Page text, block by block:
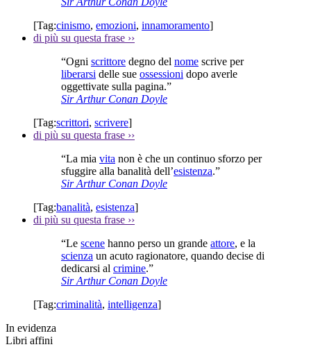
[Tag:cinismo, emozioni, innamoramento]
di più su questa frase ››
“Ogni scrittore degno del nome scrive per
liberarsi delle sue ossessioni dopo averle
oggettivate sulla pagina.”
Sir Arthur Conan Doyle
[Tag:scrittori, scrivere]
di più su questa frase ››
“La mia vita non è che un continuo sforzo per
sfuggire alla banalità dell’esistenza.”
Sir Arthur Conan Doyle
[Tag:banalità, esistenza]
di più su questa frase ››
“Le scene hanno perso un grande attore, e la
scienza un acuto ragionatore, quando decise di
dedicarsi al crimine.”
Sir Arthur Conan Doyle
[Tag:criminalità, intelligenza]
In evidenza
Libri affini